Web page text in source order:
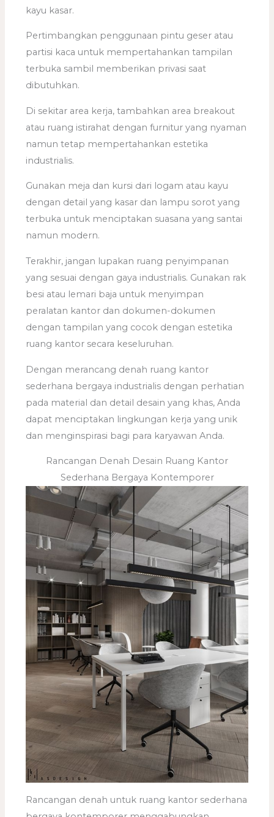
kayu kasar.
Pertimbangkan penggunaan pintu geser atau
partisi kaca untuk mempertahankan tampilan
terbuka sambil memberikan privasi saat
dibutuhkan.
Di sekitar area kerja, tambahkan area breakout
atau ruang istirahat dengan furnitur yang nyaman
namun tetap mempertahankan estetika
industrialis.
Gunakan meja dan kursi dari logam atau kayu
dengan detail yang kasar dan lampu sorot yang
terbuka untuk menciptakan suasana yang santai
namun modern.
Terakhir, jangan lupakan ruang penyimpanan
yang sesuai dengan gaya industrialis. Gunakan rak
besi atau lemari baja untuk menyimpan
peralatan kantor dan dokumen-dokumen
dengan tampilan yang cocok dengan estetika
ruang kantor secara keseluruhan.
Dengan merancang denah ruang kantor
sederhana bergaya industrialis dengan perhatian
pada material dan detail desain yang khas, Anda
dapat menciptakan lingkungan kerja yang unik
dan menginspirasi bagi para karyawan Anda.
Rancangan Denah Desain Ruang Kantor
Sederhana Bergaya Kontemporer
Rancangan denah untuk ruang kantor sederhana